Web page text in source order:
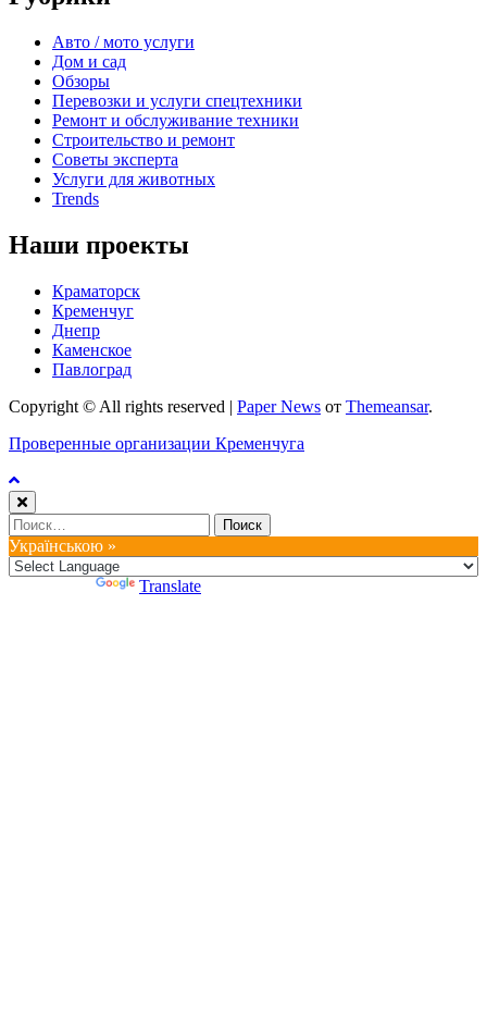
Авто / мото услуги
Дом и сад
Обзоры
Перевозки и услуги спецтехники
Ремонт и обслуживание техники
Строительство и ремонт
Советы эксперта
Услуги для животных
Trends
Наши проекты
Краматорск
Кременчуг
Днепр
Каменское
Павлоград
Copyright © All rights reserved | Paper News от Themeansar.
Проверенные организации Кременчуга
Найти:
Українською »
Translate